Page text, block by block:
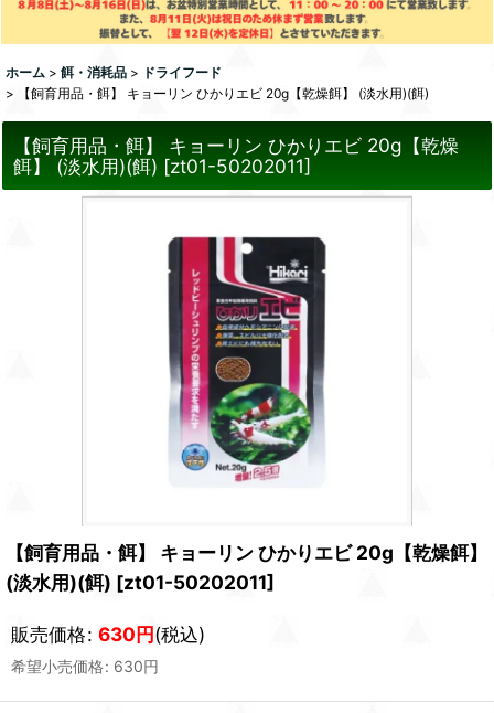
ホーム > 餌・消耗品 > ドライフード
>
【飼育用品・餌】 キョーリン ひかりエビ 20g【乾燥餌】 (淡水用)(餌)
【飼育用品・餌】 キョーリン ひかりエビ 20g【乾燥
餌】 (淡水用)(餌) [zt01-50202011]
【飼育用品・餌】 キョーリン ひかりエビ 20g【乾燥餌】
(淡水用)(餌) [zt01-50202011]
販売価格: 630円(税込)
希望小売価格: 630円